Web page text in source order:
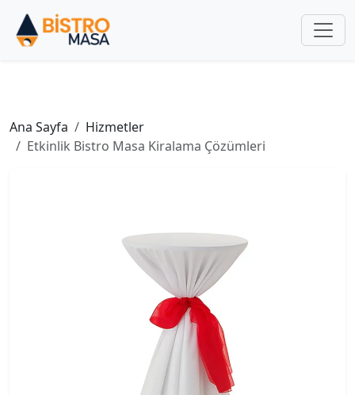
Ana Sayfa
Hizmetler
Etkinlik Bistro Masa Kiralama Çözümleri